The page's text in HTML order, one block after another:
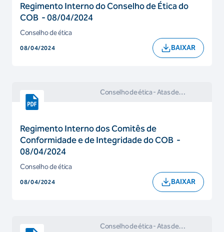
Regimento Interno do Conselho de Ética do
COB - 08/04/2024
Conselho de ética
08/04/2024 BAIXAR
Conselho de ética- Atas de
Regimento Interno dos Comitês de
Conformidade e de Integridade do COB -
08/04/2024
Conselho de ética
08/04/2024 BAIXAR
Conselho de ética- Atas de